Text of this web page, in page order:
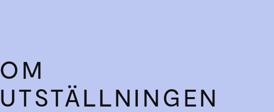
OM
UTSTÄLLNINGEN